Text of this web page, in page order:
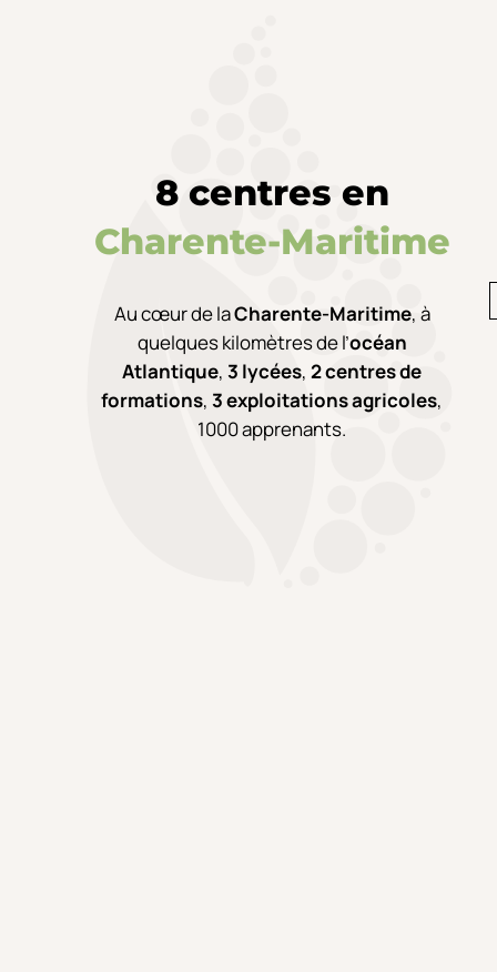
8 centres en
Charente-Maritime
Au cœur de laCharente-Maritime, à
quelques kilomètres de l’océan
Atlantique,3 lycées,2 centres de
formations,3 exploitations agricoles,
1000 apprenants.